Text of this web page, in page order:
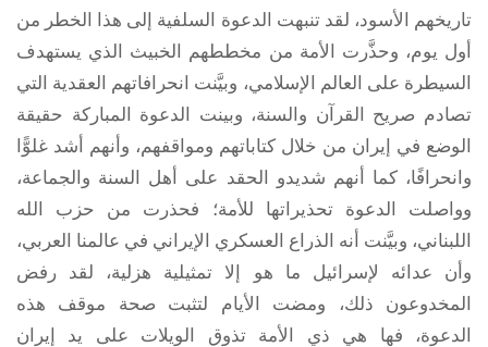
تاريخهم الأسود، لقد تنبهت الدعوة السلفية إلى هذا الخطر من
أول يوم، وحذَّرت الأمة من مخططهم الخبيث الذي يستهدف
السيطرة على العالم الإسلامي، وبيَّنت انحرافاتهم العقدية التي
تصادم صريح القرآن والسنة، وبينت الدعوة المباركة حقيقة
الوضع في إيران من خلال كتاباتهم ومواقفهم، وأنهم أشد غلوًّا
وانحرافًا، كما أنهم شديدو الحقد على أهل السنة والجماعة،
وواصلت الدعوة تحذيراتها للأمة؛ فحذرت من حزب الله
اللبناني، وبيَّنت أنه الذراع العسكري الإيراني في عالمنا العربي،
وأن عدائه لإسرائيل ما هو إلا تمثيلية هزلية، لقد رفض
المخدوعون ذلك، ومضت الأيام لتثبت صحة موقف هذه
الدعوة، فها هي ذي الأمة تذوق الويلات على يد إيران